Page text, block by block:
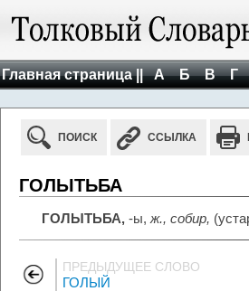
Главная страница || А Б В Г
ПОИСК ССЫЛКА
ГОЛЫТЬБА
ГОЛЫТЬБА, -ы, ж., собир,
ПРЕДЫДУЩЕЕ СЛОВО
ГОЛЫЙ